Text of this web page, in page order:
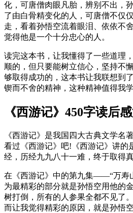
化，可唐僧肉眼凡胎，辨别不出，
了由白骨精变化的人，可唐僧不仅
走，看着孙悟空流着眼泪、依依不
觉得他是一个十分忠心的人。
读完这本书，让我懂得了一些道理
顺的，但只要能树立信心，坚持不
够取得成功的，这本书让我联想到
锲而不舍的精神，这种精神值得我学
《西游记》450字读后
《西游记》是我国四大古典文学名
看过《西游记》吧!《西游记》讲的
经，历经九九八十一难，终于取得真
在《西游记》中的第九集——“万寿
为最精彩的部分就是孙悟空用他的
树打倒，所有的人参果全都不见了
而让我觉得精彩的原因，就是孙悟